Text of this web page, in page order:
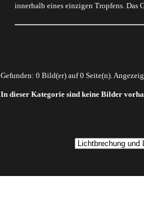
innerhalb eines einzigen Tropfens. Das
Gefunden: 0 Bild(er) auf 0 Seite(n).
In dieser Kategorie sind keine Bilder